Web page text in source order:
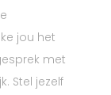
jou het
met
Stel jezelf